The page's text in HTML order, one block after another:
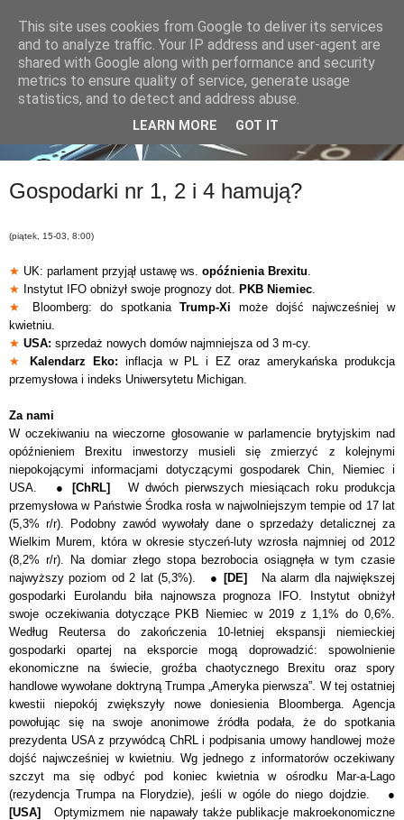
Gospodarki nr 1, 2 i 4 hamują?
(piątek, 15-03, 8:00)
★ UK: parlament przyjął ustawę ws. opóźnienia Brexitu
★ Instytut IFO obniżył swoje prognozy dot. PKB Niemiec
★
Bloomberg: do spotkania Trump-Xi może dojść najwcześniej w
kwietniu.
★ USA: sprzedaż nowych domów najmniejsza od 3 m-cy.
★
Kalendarz Eko: inflacja w PL i EZ oraz amerykańska produkcja
przemysłowa i indeks Uniwersytetu Michigan.
Za nami
W oczekiwaniu na wieczorne głosowanie w parlamencie brytyjskim nad
opóźnieniem Brexitu inwestorzy musieli się zmierzyć z kolejnymi
niepokojącymi informacjami dotyczącymi gospodarek Chin, Niemiec i
USA. ● [ChRL]W dwóch pierwszych miesiącach roku produkcja
przemysłowa w Państwie Środka rosła w najwolniejszym tempie od 17 lat
(5,3% r/r). Podobny zawód wywołały dane o sprzedaży detalicznej za
Wielkim Murem, która w okresie styczeń-luty wzrosła najmniej od 2012
(8,2% r/r). Na domiar złego stopa bezrobocia osiągnęła w tym czasie
najwyższy poziom od 2 lat (5,3%). ● [DE] Na alarm dla największej
gospodarki Eurolandu biła najnowsza prognoza IFO. Instytut obniżył
swoje oczekiwania dotyczące PKB Niemiec w 2019 z 1,1% do 0,6%.
Według Reutersa do zakończenia 10-letniej ekspansji niemieckiej
gospodarki opartej na eksporcie mogą doprowadzić: spowolnienie
ekonomiczne na świecie, groźba chaotycznego Brexitu oraz spory
handlowe wywołane doktryną Trumpa „Ameryka pierwsza”. W tej ostatniej
kwestii niepokój zwiększyły nowe doniesienia Bloomberga. Agencja
powołując się na swoje anonimowe źródła podała, że do spotkania
prezydenta USA z przywódcą ChRL i podpisania umowy handlowej może
dojść najwcześniej w kwietniu. Wg jednego z informatorów oczekiwany
szczyt ma się odbyć pod koniec kwietnia w ośrodku Mar-a-Lago
(rezydencja Trumpa na Florydzie), jeśli w ogóle do niego dojdzie. ●
[USA]Optymizmem nie napawały także publikacje makroekonomiczne
This site uses cookies from Google to deliver its services
and to analyze traffic. Your IP address and user-agent are
shared with Google along with performance and security
metrics to ensure quality of service, generate usage
statistics, and to detect and address abuse.
LEARN MORE GOT IT